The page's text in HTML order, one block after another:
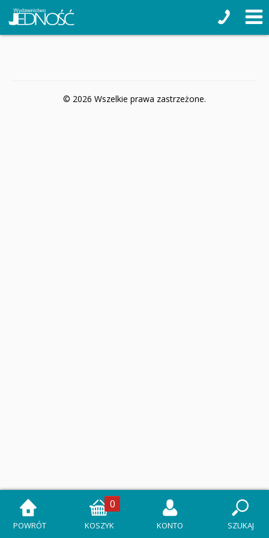
© 2026 Wszelkie prawa zastrzeżone.
POWRÓT
0
KOSZYK KONTO SZUKAJ